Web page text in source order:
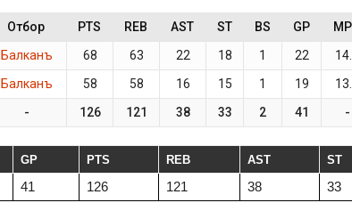
Отбор PTS REB AST ST BS GP
Балканъ 68 63 22 18 1 22
Балканъ 58 58 16 15 1 19
- 126 121 38 33 2 41 -
GP PTS REB AST ST
41 126 121 38 33